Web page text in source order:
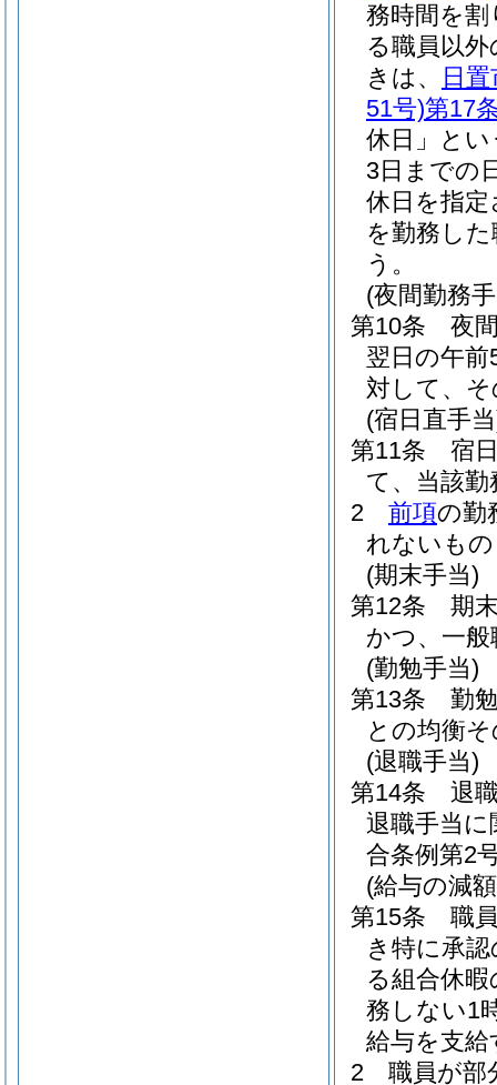
務時間を
る職員以
きは、
日
51号)第17
休日」とい
3日までの
休日を指
を勤務し
う。
(夜間勤務
第10条
夜
翌日の午
対して、
(宿日直手
第11条
宿
て、当該
2
前項の勤
れないも
(期末手当)
第12条
期
かつ、一
(勤勉手当)
第13条
勤
との均衡
(退職手当)
第14条
退
退職手当
合条例第2
(給与の減
第15条
職
き特に承
る組合休
務しない1
給与を支給
2
職員が部